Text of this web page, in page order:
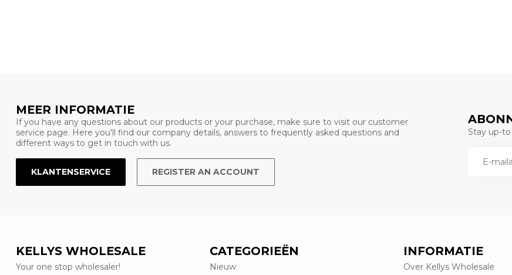
MEER INFORMATIE
If you have any questions about our products or your purchase, make sure to visit our customer
service page. Here you'll find our company details, answers to frequently asked questions and
different ways to get in touch with us.
KLANTENSERVICE REGISTER AN ACCOUNT
Stay up-to
KELLYS WHOLESALE
Your one stop wholesaler!
CATEGORIEËN
Nieuw
INFORMATIE
Over Kellys Wholesale